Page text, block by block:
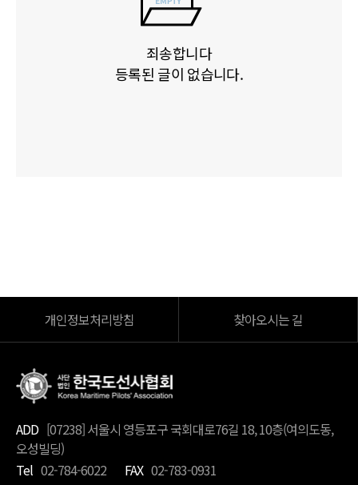
죄송합니다
등록된 글이 없습니다.
개인정보처리방침 찾아오시는 길
ADD [07238] 서울시 영등포구 국회대로76길 18, 10층(여의도동,
오성빌딩)
Tel 02-784-6022 FAX 02-783-0931